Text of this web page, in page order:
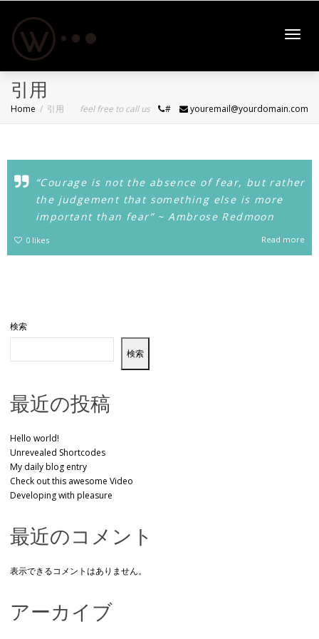
引用
Home 引用 feel free to call us # youremail@yourdomain.com
“Courage is not the absence of fear, but rather
the judgement that something else is more
important than fear” ~ Ambrose Redmoon
0 likes Read more
検索
検索
最近の投稿
Hello world!
Unrevealed Shortcodes
My daily blog entry
Check out this awesome Video
Developing with pleasure
最近のコメント
表示できるコメントはありません。
アーカイブ